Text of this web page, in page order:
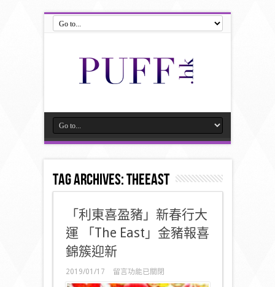
Tag Archives:theeast
「利東喜盈豬」新春行大
運 「The East」金豬報喜
錦簇迎新
2019/01/17
在
〈「利
留言功能已關閉